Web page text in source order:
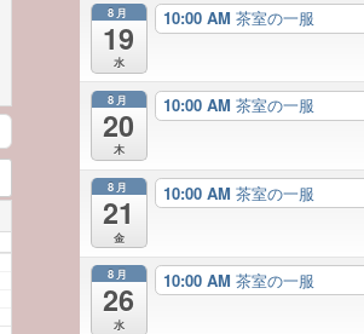
8月
19
水
10:00 AM 茶室の一服
8月
20
木
10:00 AM 茶室の一服
8月
21
金
10:00 AM 茶室の一服
8月
26
水
10:00 AM 茶室の一服